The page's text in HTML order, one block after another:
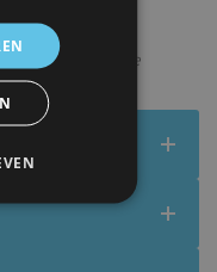
van de getoonde